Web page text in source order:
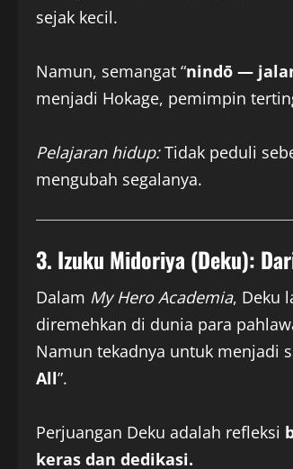
sejak kecil.
Namun, semangat “nindō —
menjadi Hokage, pemimpin
Pelajaran hidup:Tidak peduli
mengubah segalanya.
3. Izuku Midoriya (Deku):
Dalam My Hero Academia, Deku
diremehkan di dunia para
Namun tekadnya untuk menjadi
All”.
Perjuangan Deku adalah refleksi
keras dan dedikasi.